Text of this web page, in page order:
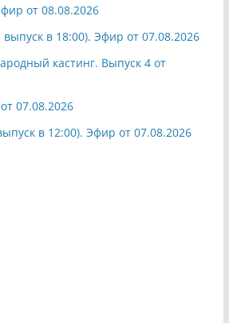
от 08.08.2026
в 18:00). Эфир от 07.08.2026
кастинг. Выпуск 4 от
07.08.2026
в 12:00). Эфир от 07.08.2026